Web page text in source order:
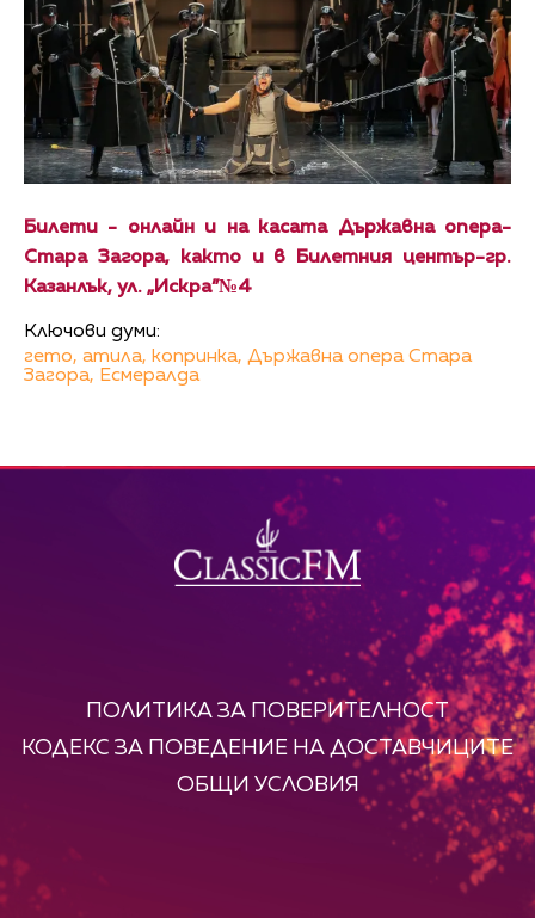
Билети - онлайн и на касата Държавна опера-
Стара Загора, както и в Билетния център-гр.
Казанлък, ул. „Искра”№4
Ключови думи:
гето, атила, копринка, Държавна опера Стара
Загора, Есмералда
ПОЛИТИКА ЗА ПОВЕРИТЕЛНОСТ
КОДЕКС ЗА ПОВЕДЕНИЕ НА ДОСТАВЧИЦИТЕ
ОБЩИ УСЛОВИЯ